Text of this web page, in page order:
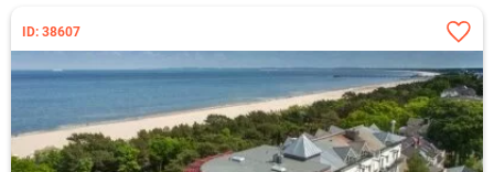
ID: 38607